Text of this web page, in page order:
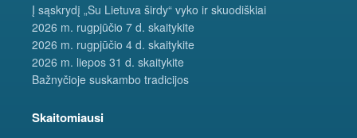
Į sąskrydį „Su Lietuva širdy“ vyko ir skuodiškiai
2026 m. rugpjūčio 7 d. skaitykite
2026 m. rugpjūčio 4 d. skaitykite
2026 m. liepos 31 d. skaitykite
Bažnyčioje suskambo tradicijos
Skaitomiausi